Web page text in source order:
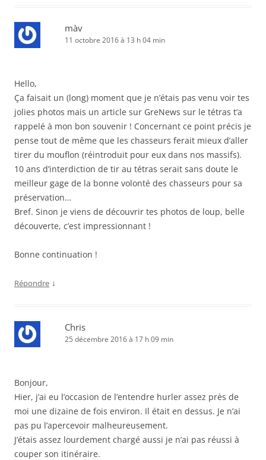
màv
11 octobre 2016 à 13 h 04 min
Hello,
Ça faisait un (long) moment que je n’étais pas venu voir tes
jolies photos mais un article sur GreNews sur le tétras t’a
rappelé à mon bon souvenir ! Concernant ce point précis je
pense tout de même que les chasseurs ferait mieux d’aller
tirer du mouflon (réintroduit pour eux dans nos massifs).
10 ans d’interdiction de tir au tétras serait sans doute le
meilleur gage de la bonne volonté des chasseurs pour sa
préservation…
Bref. Sinon je viens de découvrir tes photos de loup, belle
découverte, c’est impressionnant !
Bonne continuation !
Répondre ↓
Chris
25 décembre 2016 à 17 h 09 min
Bonjour,
Hier, j’ai eu l’occasion de l’entendre hurler assez près de
moi une dizaine de fois environ. Il était en dessus. Je n’ai
pas pu l’apercevoir malheureusement.
J’étais assez lourdement chargé aussi je n’ai pas réussi à
couper son itinéraire.